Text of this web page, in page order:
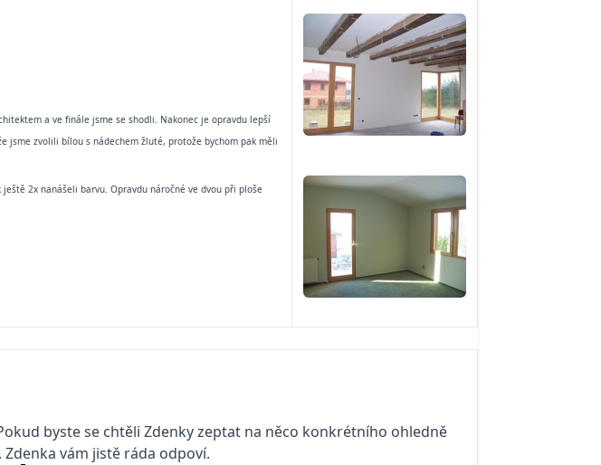
a ve finále jsme se shodli. Nakonec je opravdu lepší
jsme zvolili bílou s nádechem žluté, protože bychom pak měli
2x nanášeli barvu. Opravdu náročné ve dvou při ploše
byste se chtěli Zdenky zeptat na něco konkrétního ohledně
. Zdenka vám jistě ráda odpoví.